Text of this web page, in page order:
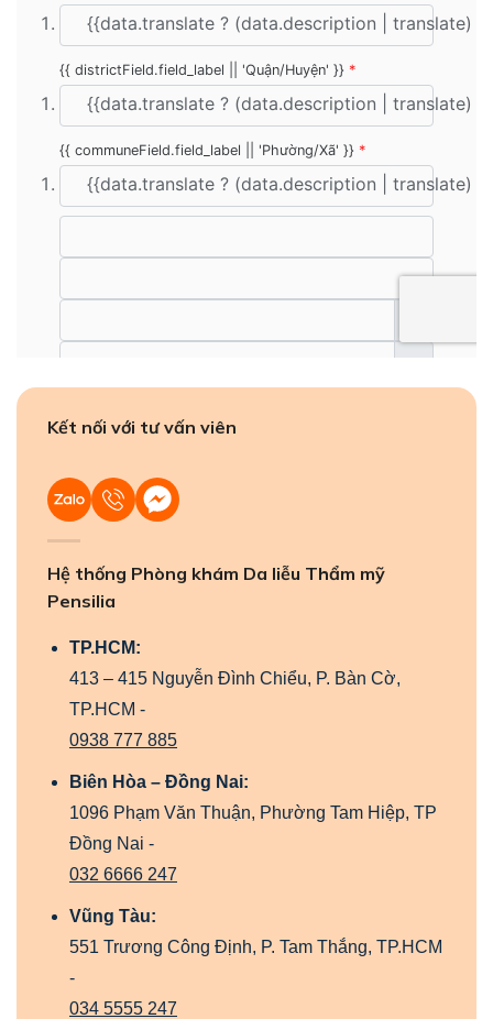
Kết nối với tư vấn viên
Hệ thống Phòng khám Da liễu Thẩm mỹ
Pensilia
TP.HCM:
413 – 415 Nguyễn Đình Chiểu, P. Bàn Cờ,
TP.HCM -
0938 777 885
Biên Hòa – Đồng Nai:
1096 Phạm Văn Thuận, Phường Tam Hiệp, TP
Đồng Nai -
032 6666 247
Vũng Tàu:
551 Trương Công Định, P. Tam Thắng, TP.HCM
-
034 5555 247